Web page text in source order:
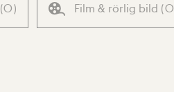
(0) Film & rörlig bild (0